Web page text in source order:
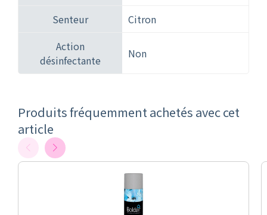
Senteur
Citron
Action
désinfectante
Non
Produits fréquemment achetés avec cet
article